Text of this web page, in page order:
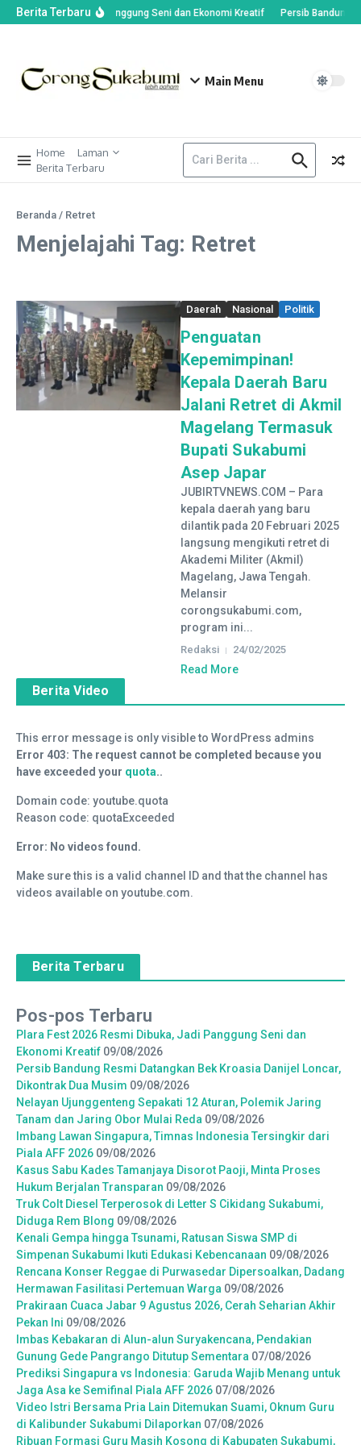
Berita Terbaru
Resmi Dibuka, Jadi Panggung Seni dan Ekonomi Kreatif Persib Bandung
Main Menu
Home
Laman
Berita Terbaru
Beranda / Retret
Menjelajahi Tag: Retret
Daerah Nasional Politik
Penguatan
Kepemimpinan!
Kepala Daerah Baru
Jalani Retret di Akmil
Magelang Termasuk
Bupati Sukabumi
Asep Japar
JUBIRTVNEWS.COM – Para
kepala daerah yang baru
dilantik pada 20 Februari 2025
langsung mengikuti retret di
Akademi Militer (Akmil)
Magelang, Jawa Tengah.
Melansir
corongsukabumi.com,
program ini...
Redaksi 24/02/2025
Read More
Berita Video
This error message is only visible to WordPress admins
Error 403: The request cannot be completed because you
have exceeded your quota..
Domain code: youtube.quota
Reason code: quotaExceeded
Error: No videos found.
Make sure this is a valid channel ID and that the channel has
videos available on youtube.com.
Berita Terbaru
Pos-pos Terbaru
Plara Fest 2026 Resmi Dibuka, Jadi Panggung Seni dan
Ekonomi Kreatif 09/08/2026
Persib Bandung Resmi Datangkan Bek Kroasia Danijel Loncar,
Dikontrak Dua Musim 09/08/2026
Nelayan Ujunggenteng Sepakati 12 Aturan, Polemik Jaring
Tanam dan Jaring Obor Mulai Reda 09/08/2026
Imbang Lawan Singapura, Timnas Indonesia Tersingkir dari
Piala AFF 2026 09/08/2026
Kasus Sabu Kades Tamanjaya Disorot Paoji, Minta Proses
Hukum Berjalan Transparan 09/08/2026
Truk Colt Diesel Terperosok di Letter S Cikidang Sukabumi,
Diduga Rem Blong 09/08/2026
Kenali Gempa hingga Tsunami, Ratusan Siswa SMP di
Simpenan Sukabumi Ikuti Edukasi Kebencanaan 09/08/2026
Rencana Konser Reggae di Purwasedar Dipersoalkan, Dadang
Hermawan Fasilitasi Pertemuan Warga 09/08/2026
Prakiraan Cuaca Jabar 9 Agustus 2026, Cerah Seharian Akhir
Pekan Ini 09/08/2026
Imbas Kebakaran di Alun-alun Suryakencana, Pendakian
Gunung Gede Pangrango Ditutup Sementara 07/08/2026
Prediksi Singapura vs Indonesia: Garuda Wajib Menang untuk
Jaga Asa ke Semifinal Piala AFF 2026 07/08/2026
Video Istri Bersama Pria Lain Ditemukan Suami, Oknum Guru
di Kalibunder Sukabumi Dilaporkan 07/08/2026
Ribuan Formasi Guru Masih Kosong di Kabupaten Sukabumi,